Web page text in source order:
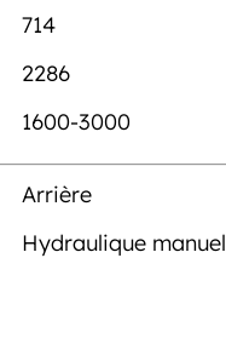
714
2286
1600-3000
Arrière
Hydraulique manuel